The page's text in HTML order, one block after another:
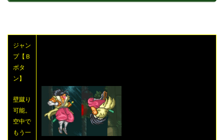
ジャン
プ【Ｂ
ボタ
ン】
壁蹴り
可能。
空中で
もう一